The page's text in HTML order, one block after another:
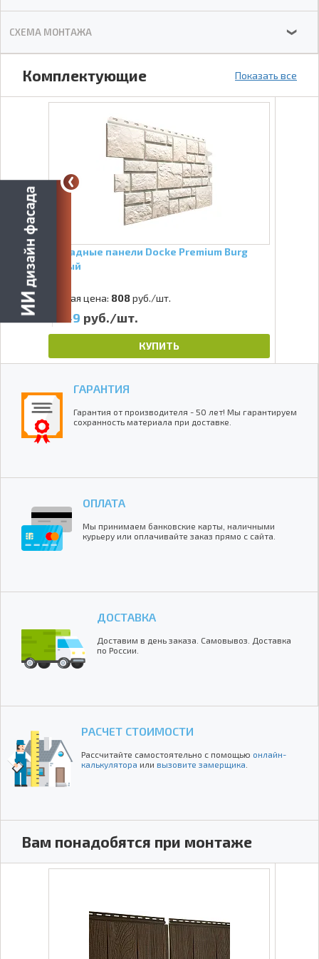
СХЕМА МОНТАЖА ❯
Комплектующие Показать все
Фасадные панели Docke Premium Burg
Белый
Старая цена: 808руб./шт.
649 руб./шт.
КУПИТЬ
ГАРАНТИЯ
Гарантия от производителя - 50 лет! Мы гарантируем
сохранность материала при доставке.
ОПЛАТА
Мы принимаем банковские карты, наличными
курьеру или оплачивайте заказ прямо с сайта.
ДОСТАВКА
Доставим в день заказа. Самовывоз. Доставка
по России.
РАСЧЕТ СТОИМОСТИ
Рассчитайте самостоятельно с помощью онлайн-
калькулятора или вызовите замерщика
Вам понадобятся при монтаже